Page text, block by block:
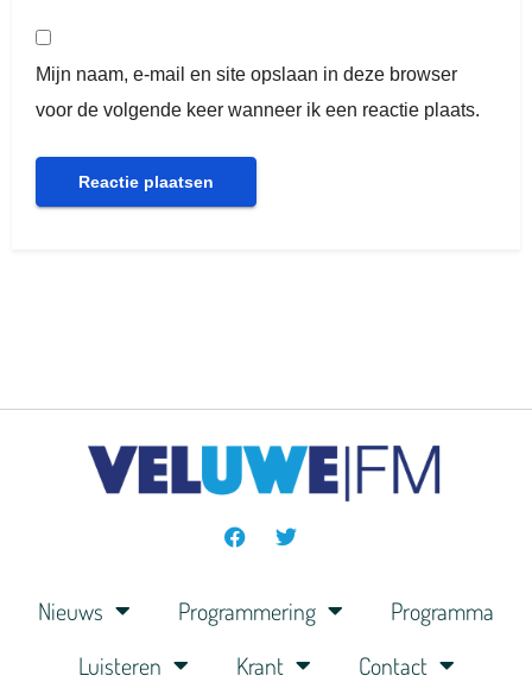
Mijn naam, e-mail en site opslaan in deze browser
voor de volgende keer wanneer ik een reactie plaats.
Nieuws Programmering
Programma
Luisteren
Krant Contact